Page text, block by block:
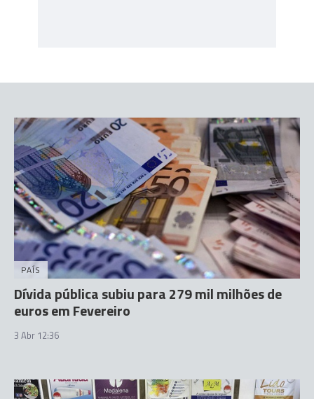
PAÍS
Dívida pública subiu para 279 mil milhões de
euros em Fevereiro
3 Abr 12:36